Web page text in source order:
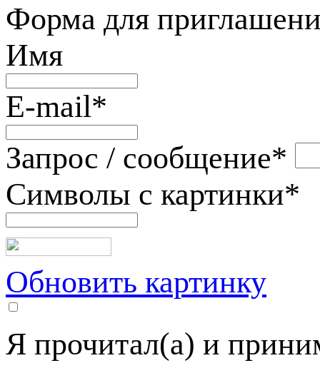
Форма для
Имя
E-mail*
Запрос / сообщение*
Символы с картинки*
Обновить картинку
Я прочитал(а) и